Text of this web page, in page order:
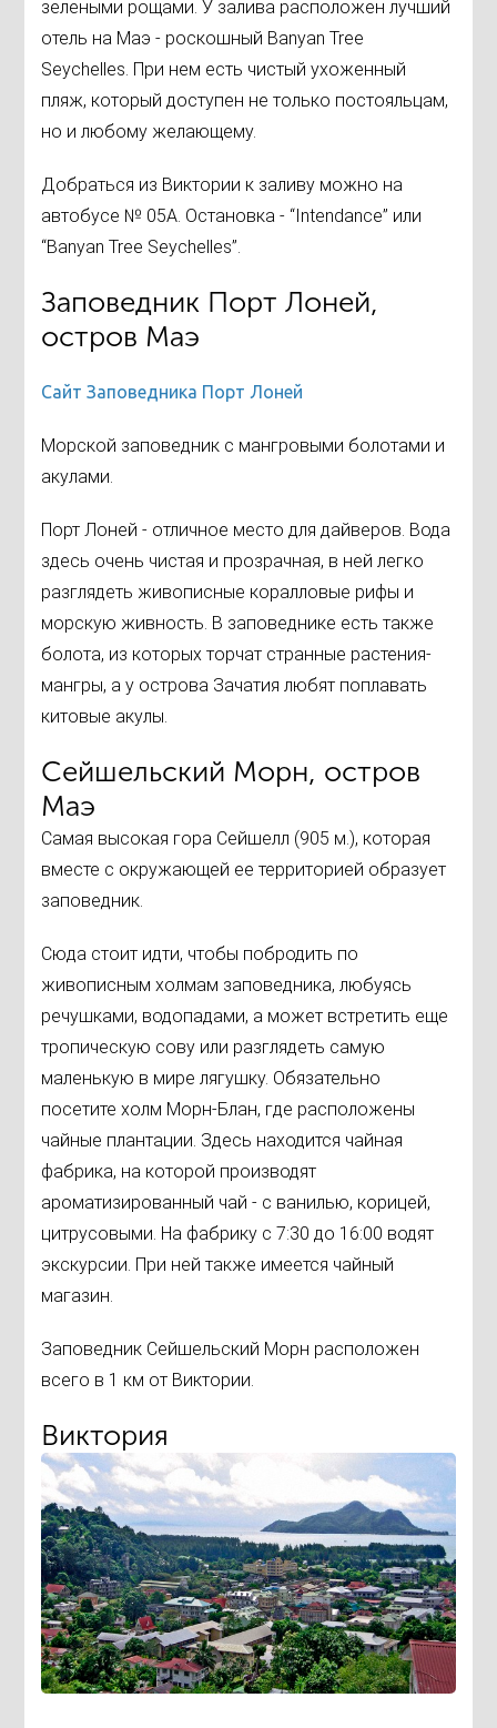
зелеными рощами. У залива расположен лучший
отель на Маэ - роскошный Banyan Tree
Seychelles. При нем есть чистый ухоженный
пляж, который доступен не только постояльцам,
но и любому желающему.
Добраться из Виктории к заливу можно на
автобусе № 05А. Остановка - “Intendance” или
“Banyan Tree Seychelles”.
Заповедник Порт Лоней,
остров Маэ
Сайт Заповедника Порт Лоней
Морской заповедник с мангровыми болотами и
акулами.
Порт Лоней - отличное место для дайверов. Вода
здесь очень чистая и прозрачная, в ней легко
разглядеть живописные коралловые рифы и
морскую живность. В заповеднике есть также
болота, из которых торчат странные растения-
мангры, а у острова Зачатия любят поплавать
китовые акулы.
Сейшельский Морн, остров
Маэ
Самая высокая гора Сейшелл (905 м.), которая
вместе с окружающей ее территорией образует
заповедник.
Сюда стоит идти, чтобы побродить по
живописным холмам заповедника, любуясь
речушками, водопадами, а может встретить еще
тропическую сову или разглядеть самую
маленькую в мире лягушку. Обязательно
посетите холм Морн-Блан, где расположены
чайные плантации. Здесь находится чайная
фабрика, на которой производят
ароматизированный чай - с ванилью, корицей,
цитрусовыми. На фабрику с 7:30 до 16:00 водят
экскурсии. При ней также имеется чайный
магазин.
Заповедник Сейшельский Морн расположен
всего в 1 км от Виктории.
Виктория